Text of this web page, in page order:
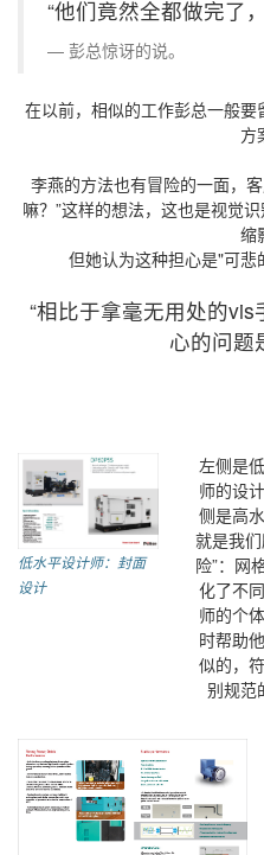
“他们竟然全都做完了
彭总惊讶的说。
在以前，相似的工作彭总一般
方
李燕的方法也有冒险的一面，
嘛？”这样的想法，这也是视觉
缩
但她认为这种担心是"可悲
“相比于拿毫无用处的
心的问题
低水平设计师：封面
设计
左侧是
师的设
侧是高
就是我
险”：网
化了不
师的个
时帮助
似的，
别规范